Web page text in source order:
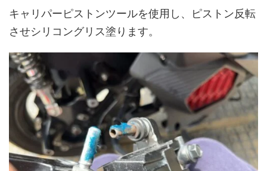
キャリパーピストンツールを使用し、ピストン反転
させシリコングリス塗ります。